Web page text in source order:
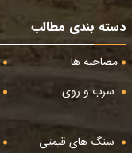
دسته بندی مطالب
مصاحبه ها
سرب و روی
سنگ های قیمتی